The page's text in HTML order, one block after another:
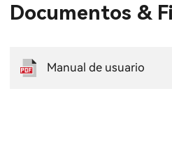
Documentos &
Manual de usuario